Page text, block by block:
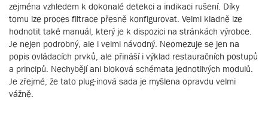
zejména vzhledem k dokonalé detekci a indikaci rušení. Díky
tomu lze proces filtrace přesně konfigurovat. Velmi kladně lze
hodnotit také manuál, který je k dispozici na stránkách výrobce.
Je nejen podrobný, ale i velmi návodný. Neomezuje se jen na
popis ovládacích prvků, ale přináší i výklad restauračních postupů
a principů. Nechybějí ani bloková schémata jednotlivých modulů.
Je zřejmé, že tato plug-inová sada je myšlena opravdu velmi
vážně.